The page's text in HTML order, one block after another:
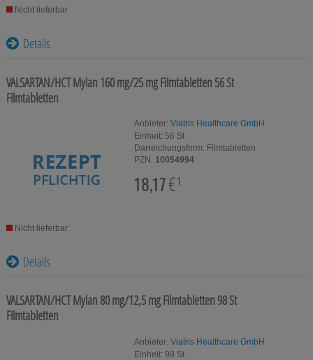
Nicht lieferbar
Details
VALSARTAN/HCT Mylan 160 mg/25 mg Filmtabletten 56 St
Filmtabletten
Anbieter: Viatris Healthcare GmbH
Einheit: 56 St
Darreichungsform: Filmtabletten
PZN: 10054994
18,17€¹
Nicht lieferbar
Details
VALSARTAN/HCT Mylan 80 mg/12,5 mg Filmtabletten 98 St
Filmtabletten
Anbieter: Viatris Healthcare GmbH
Einheit: 98 St